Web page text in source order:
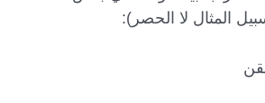
المثال لا الحصر):